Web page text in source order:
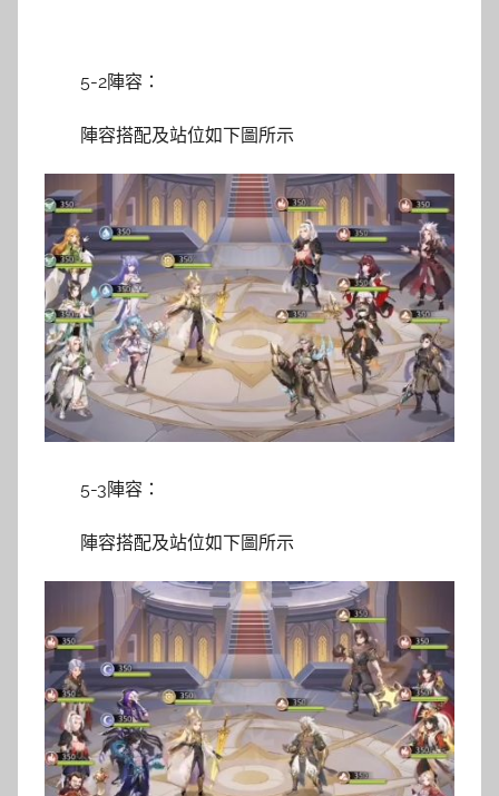
5-2陣容：
陣容搭配及站位如下圖所示
5-3陣容：
陣容搭配及站位如下圖所示